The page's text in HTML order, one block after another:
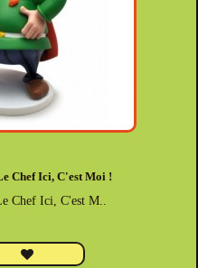
Chef Ici, C'est Moi !
Chef Ici, C'est M..